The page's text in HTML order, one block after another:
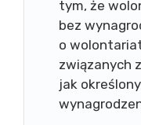
tym, że
bez
o
związanych
jak